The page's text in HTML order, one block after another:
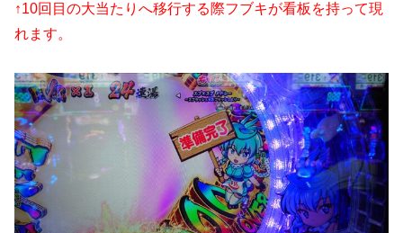
↑10回目の大当たりへ移行する際フブキが看板を持って現
れます。